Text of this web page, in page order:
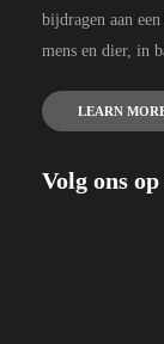
bijdragen aan
mens en dier, in
LEARN
Volg ons